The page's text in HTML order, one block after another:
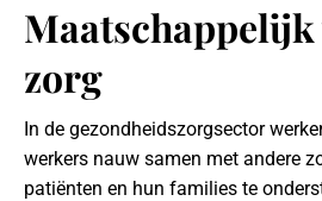
zorg
In de gezondheidszorgsector
werkers nauw samen met andere
patiënten en hun families te